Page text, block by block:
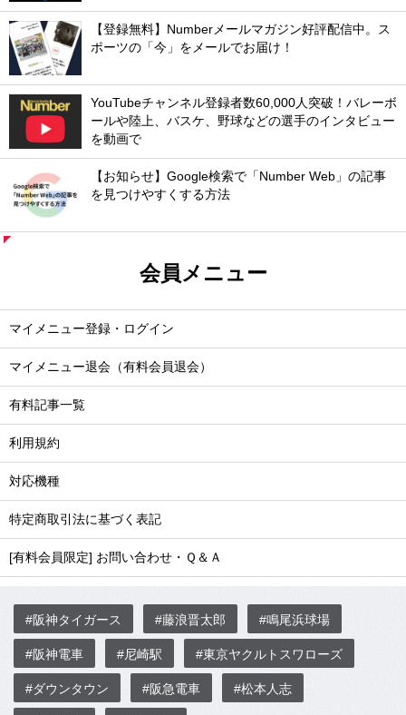
【登録無料】Numberメールマガジン好評配信中。ス
ポーツの「今」をメールでお届け！
YouTubeチャンネル登録者数60,000人突破！バレーボ
ールや陸上、バスケ、野球などの選手のインタビュー
を動画で
【お知らせ】Google検索で「Number Web」の記事
を見つけやすくする方法
会員メニュー
マイメニュー登録・ログイン
マイメニュー退会（有料会員退会）
有料記事一覧
利用規約
対応機種
特定商取引法に基づく表記
[有料会員限定] お問い合わせ・Ｑ＆Ａ
#阪神タイガース #藤浪晋太郎 #鳴尾浜球場
#阪神電車 #尼崎駅 #東京ヤクルトスワローズ
#ダウンタウン #阪急電車 #松本人志